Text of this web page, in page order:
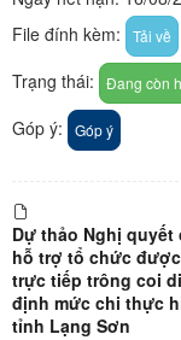
File đính kèm:
Tải về
Trạng thái: Đang còn
Góp ý: Góp ý
Dự thảo Nghị
hỗ trợ tổ chức
trực tiếp trông coi
định mức chi thực
tỉnh Lạng Sơn